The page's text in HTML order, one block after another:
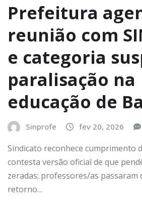
Prefeitura
reunião com
e categoria
paralisação na
educação de
Sinprofe fev 20, 2026
Sindicato reconhece cumprimento
contesta versão oficial de que
zeradas; professores/as passaram
retorno…